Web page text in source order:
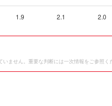
1.9 2.1 2.0
ません。重要な判断には一次情報をご参照く